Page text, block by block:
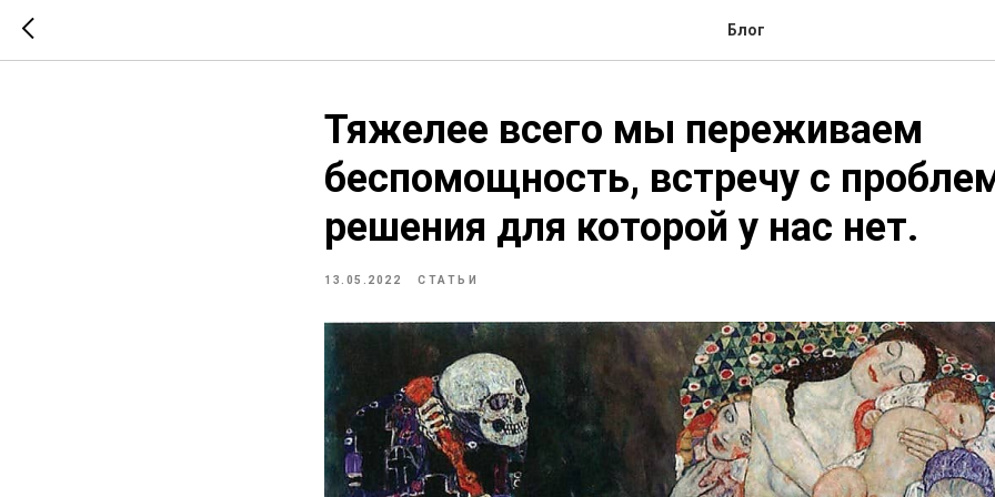
Блог
Тяжелее всего мы переживаем
беспомощность, встречу с
решения для которой у нас нет.
13.05.2022 СТАТЬИ